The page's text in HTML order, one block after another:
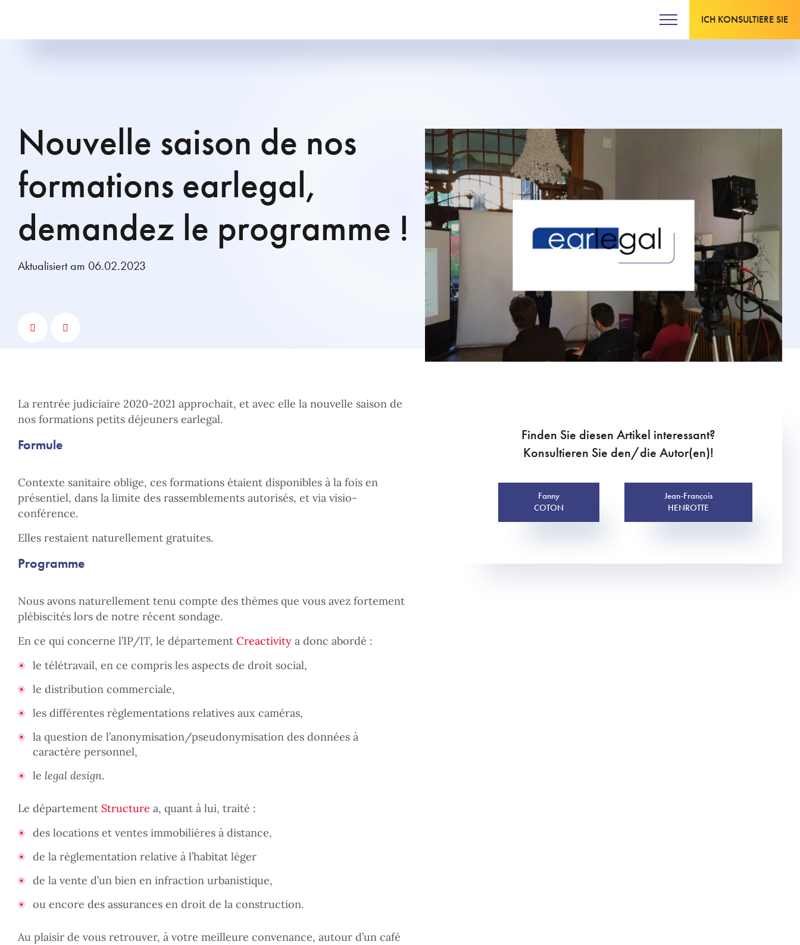
ICH KONSULTIERE SIE
Nouvelle saison de nos
formations earlegal,
demandez le programme !
Aktualisiert am 06.02.2023
La rentrée judiciaire 2020-2021 approchait, et avec elle la nouvelle saison de
nos formations petits déjeuners earlegal.
Formule
Contexte sanitaire oblige, ces formations étaient disponibles à la fois en
présentiel, dans la limite des rassemblements autorisés, et via visio-
conférence.
Elles restaient naturellement gratuites.
Programme
Nous avons naturellement tenu compte des thèmes que vous avez fortement
plébiscités lors de notre récent sondage.
En ce qui concerne l’IP/IT, le département Creactivity a donc abordé :
le télétravail, en ce compris les aspects de droit social,
le distribution commerciale,
les différentes règlementations relatives aux caméras,
la question de l’anonymisation/pseudonymisation des données à
caractère personnel,
le legal design.
Le département Structure a, quant à lui, traité :
des locations et ventes immobilières à distance,
de la règlementation relative à l’habitat léger
de la vente d’un bien en infraction urbanistique,
ou encore des assurances en droit de la construction.
Au plaisir de vous retrouver, à votre meilleure convenance, autour d’un café
Finden Sie diesen Artikel interessant?
Konsultieren Sie den/die Autor(en)!
Fanny
COTON
Jean-François
HENROTTE